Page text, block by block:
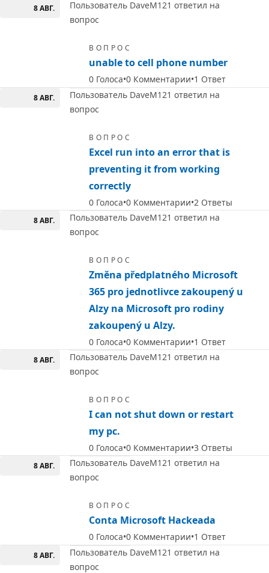
8 АВГ.
Пользователь DaveM121 ответил на
вопрос
ВОПРОС
unable to cell phone number
0 Голоса 0 Комментарии 1 Ответ
8 АВГ.
Пользователь DaveM121 ответил на
вопрос
ВОПРОС
Excel run into an error that is
preventing it from working
correctly
0 Голоса 0 Комментарии 2 Ответы
8 АВГ.
Пользователь DaveM121 ответил на
вопрос
ВОПРОС
Změna předplatného Microsoft
365 pro jednotlivce zakoupený u
Alzy na Microsoft pro rodiny
zakoupený u Alzy.
0 Голоса 0 Комментарии 1 Ответ
8 АВГ.
Пользователь DaveM121 ответил на
вопрос
ВОПРОС
I can not shut down or restart
my pc.
0 Голоса 0 Комментарии 3 Ответы
8 АВГ.
Пользователь DaveM121 ответил на
вопрос
ВОПРОС
Conta Microsoft Hackeada
0 Голоса 0 Комментарии 1 Ответ
8 АВГ.
Пользователь DaveM121 ответил на
вопрос